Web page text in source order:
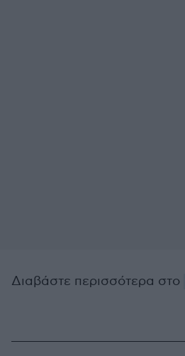
Διαβάστε περισσότερα στο